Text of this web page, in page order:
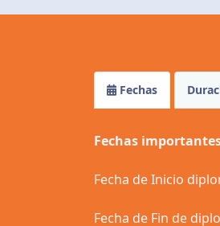
Fechas
Fechas
Fecha de Inicio
Fecha de Fin de